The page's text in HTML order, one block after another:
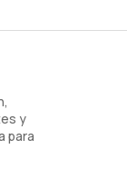
y
para